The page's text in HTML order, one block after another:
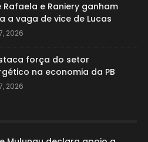
Rafaela e Raniery ganham
a vaga de vice de Lucas
2026
força do setor
na economia da PB
2026